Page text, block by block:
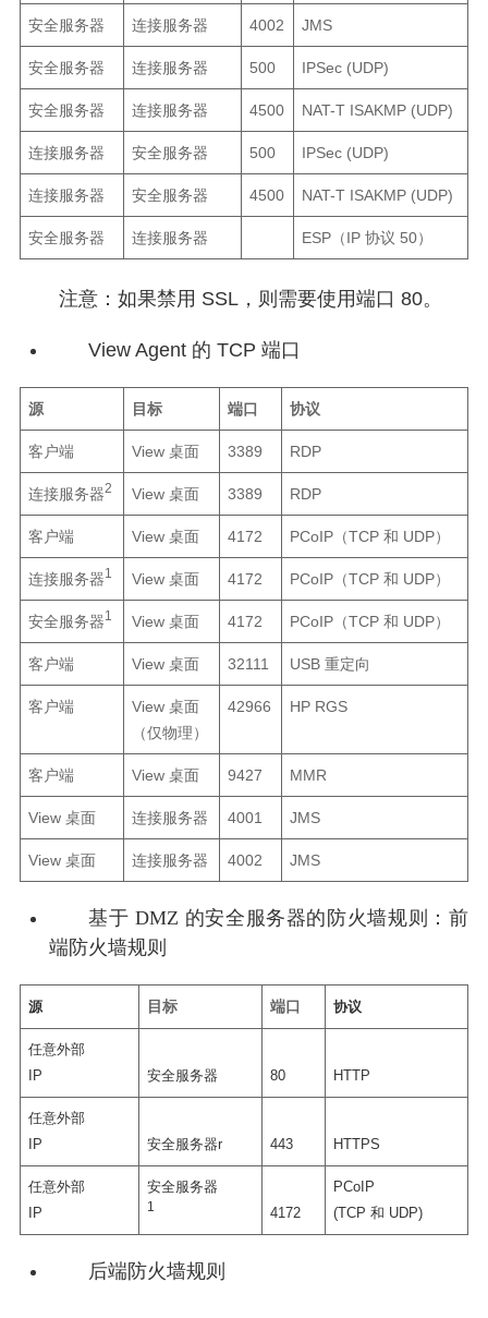
安全服务器 连接服务器 4002 JMS
安全服务器 连接服务器 500 IPSec (UDP)
安全服务器 连接服务器 4500 NAT-T ISAKMP (UDP)
连接服务器 安全服务器 500 IPSec (UDP)
连接服务器 安全服务器 4500 NAT-T ISAKMP (UDP)
安全服务器 连接服务器 ESP（IP 协议 50）
注意：如果禁用 SSL，则需要使用端口 80。
View Agent 的 TCP 端口
源 目标 端口 协议
客户端 View 桌面 3389 RDP
连接服务器2 View 桌面 3389 RDP
客户端 View 桌面 4172 PCoIP（TCP 和 UDP）
连接服务器1 View 桌面 4172 PCoIP（TCP 和 UDP）
安全服务器1 View 桌面 4172 PCoIP（TCP 和 UDP）
客户端 View 桌面 32111 USB 重定向
客户端
View 桌面
（仅物理）
42966 HP RGS
客户端 View 桌面 9427 MMR
View 桌面 连接服务器 4001 JMS
View 桌面 连接服务器 4002 JMS
基于 DMZ 的安全服务器的防火墙规则： 前
端防火墙规则
源 目标 端口 协议
任意外部
IP
安全服务器 80 HTTP
任意外部
IP
安全服务器r 443 HTTPS
任意外部
IP
安全服务器
1 4172
PCoIP
(TCP 和 UDP)
后端防火墙规则